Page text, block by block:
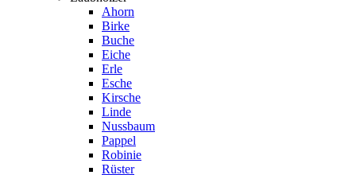
Ahorn
Birke
Buche
Eiche
Erle
Esche
Kirsche
Linde
Nussbaum
Pappel
Robinie
Rüster